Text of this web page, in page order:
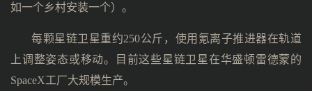
如一个乡村安装一个）。
每颗星链卫星重约250公斤，使用氪离子推进器在轨道
上调整姿态或移动。目前这些星链卫星在华盛顿雷德蒙的
SpaceX工厂大规模生产。